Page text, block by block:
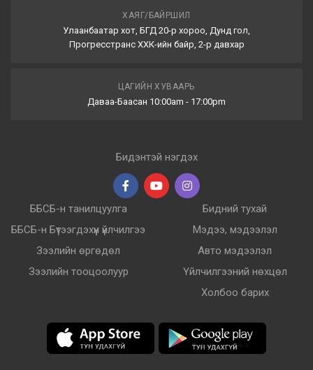
ХАЯГ/БАЙРШИЛ
Улаанбаатар хот, БГД 20-р хороо, Дунд гол,
Прогресстранс ХХК-ийн байр, 2-р давхар
ЦАГИЙН ХУВААРЬ
Даваа-Баасан 10:00am - 17:00pm
Бидэнтэй нэгдэх
ББСБ-н танилцуулга
ББСБ-н Бүтээгдэхүүн үйлчилгээ
Зээлийн өргөдөл
Зээлийн тооцоолуур
Бидний тухай
Мэдээ, мэдээлэл
Авто мэдээлэл
Үйлчилгээний нөхцөл
Холбоо барих